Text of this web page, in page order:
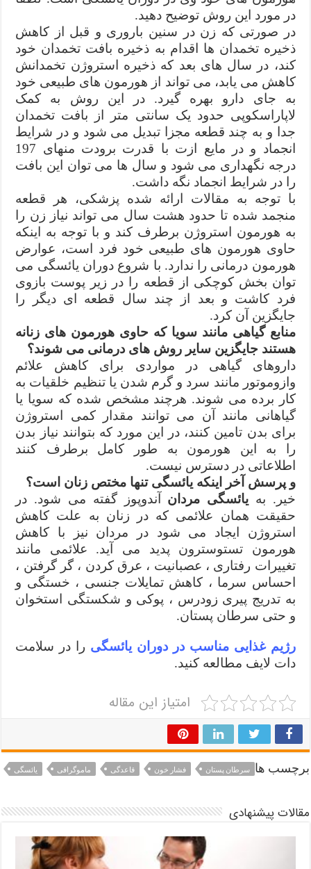
در مورد این روش توضیح دهید.
در صورتی که زن در سنین باروری و قبل از کاهش
ذخیره تخمدان ها اقدام به ذخیره بافت تخمدان خود
کند، در سال های بعد که ذخیره استروژن تخمدانش
کاهش می یابد، می تواند از هورمون های طبیعی خود
به جای دارو بهره گیرد. در این روش به کمک
لاپاراسکوپی حدود یک سانتی متر از بافت تخمدان
جدا و به چند قطعه مجزا تبدیل می شود و در شرایط
انجماد و در مایع ازت با قدرت برودت منهای 197
درجه نگهداری می شود و سال ها می توان این بافت
را در شرایط انجماد نگه داشت.
با توجه به مقالات ارائه شده پزشکی، هر قطعه
منجمد شده تا حدود هشت سال می تواند نیاز زن را
به هورمون استروژن برطرف کند و با توجه به اینکه
حاوی هورمون های طبیعی خود فرد است، عوارض
هورمون درمانی را ندارد. با شروع دوران یائسگی می
توان بخش کوچکی از قطعه را در زیر پوست بازوی
فرد کاشت و بعد از چند سال قطعه ای دیگر را
جایگزین آن کرد.
منابع گیاهی مانند سویا که حاوی هورمون های زنانه
هستند جایگزین سایر روش های درمانی می شوند؟
داروهای گیاهی در مواردی برای کاهش علائم
وازوموتور مانند سرد و گرم شدن یا تنظیم خلقیات به
کار برده می شوند. هرچند مشخص شده که سویا یا
گیاهانی مانند آن می توانند مقدار کمی استروژن
برای بدن تامین کنند، در این مورد که بتوانند نیاز بدن
را به این هورمون به طور کامل برطرف کنند
اطلاعاتی در دسترس نیست.
و پرسش آخر اینکه یائسگی تنها مختص زنان است؟
خیر. به یائسگی مردان آندوپوز گفته می شود. در
حقیقت همان علائمی که در زنان به علت کاهش
استروژن ایجاد می شود در مردان نیز با کاهش
هورمون تستوسترون پدید می آید. علائمی مانند
تغییرات رفتاری ، عصبانیت ، عرق کردن ، گر گرفتن ،
احساس سرما ، کاهش تمایلات جنسی ، خستگی و
به تدریج پیری زودرس ، پوکی و شکستگی استخوان
و حتی سرطان پستان.
رژیم غذایی مناسب در دوران یائسگی را در سلامت
دات لایف مطالعه کنید.
امتیاز این مقاله
برچسب ها سرطان پستان فشار خون قاعدگی ماموگرافی یائسگی
مقالات پیشنهادی